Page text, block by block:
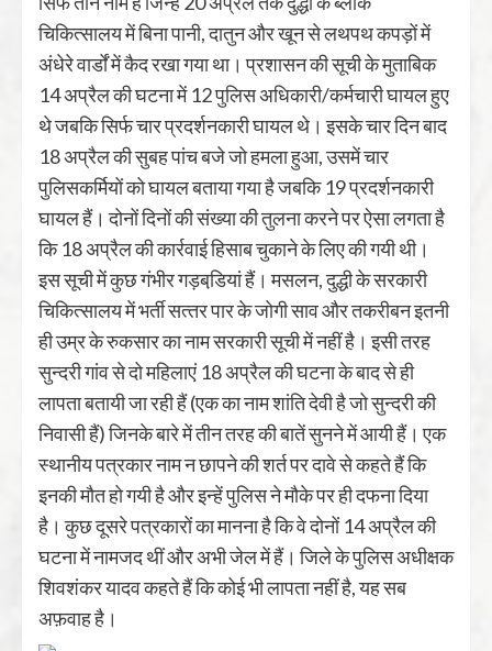
चिकित्‍सालय में बिना पानी, दातुन और खून से लथपथ कपड़ों में
अंधेरे वार्डों में कैद रखा गया था। प्रशासन की सूची के मुताबिक
14 अप्रैल की घटना में 12 पुलिस अधिकारी/कर्मचारी घायल हुए
थे जबकि सिर्फ चार प्रदर्शनकारी घायल थे। इसके चार दिन बाद
18 अप्रैल की सुबह पांच बजे जो हमला हुआ, उसमें चार
पुलिसकर्मियों को घायल बताया गया है जबकि 19 प्रदर्शनकारी
घायल हैं। दोनों दिनों की संख्‍या की तुलना करने पर ऐसा लगता है
कि 18 अप्रैल की कार्रवाई हिसाब चुकाने के लिए की गयी थी।
इस सूची में कुछ गंभीर गड़बडि़यां हैं। मसलन, दुद्धी के सरकारी
चिकित्‍सालय में भर्ती सत्‍तर पार के जोगी साव और तकरीबन इतनी
ही उम्र के रुकसार का नाम सरकारी सूची में नहीं है। इसी तरह
सुन्‍दरी गांव से दो महिलाएं 18 अप्रैल की घटना के बाद से ही
लापता बतायी जा रही हैं (एक का नाम शांति देवी है जो सुन्‍दरी की
निवासी हैं) जिनके बारे में तीन तरह की बातें सुनने में आयी हैं। एक
स्‍थानीय पत्रकार नाम न छापने की शर्त पर दावे से कहते हैं कि
इनकी मौत हो गयी है और इन्‍हें पुलिस ने मौके पर ही दफना दिया
है। कुछ दूसरे पत्रकारों का मानना है कि वे दोनों 14 अप्रैल की
घटना में नामजद थीं और अभी जेल में हैं। जिले के पुलिस अधीक्षक
शिवशंकर यादव कहते हैं कि कोई भी लापता नहीं है, यह सब
अफ़वाह है।